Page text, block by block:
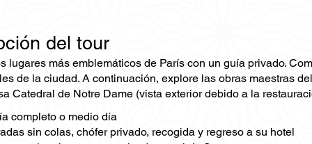
del tour
lugares más emblemáticos de París con un guía privado.
de la ciudad. A continuación, explore las obras maestras
Catedral de Notre Dame (vista exterior debido a la
completo o medio día
sin colas, chófer privado, recogida y regreso a su hotel